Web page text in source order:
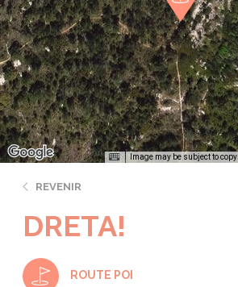
Image may be subject to
REVENIR
DRETA!
ROUTE POI